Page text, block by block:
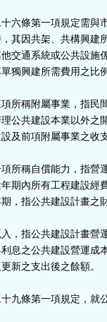
六條第一項規定需與
其因共架、共構興建
交通系統或公共設施
獨興建所需費用之比
所稱附屬事業，指民
公共建設本業以外之
及前項附屬事業之收
所稱自償能力，指營
期內所有工程建設經
，指公共建設計畫之
，指公共建設計畫營
息之公共建設營運成
新之支出後之餘額。
九條第一項規定，就